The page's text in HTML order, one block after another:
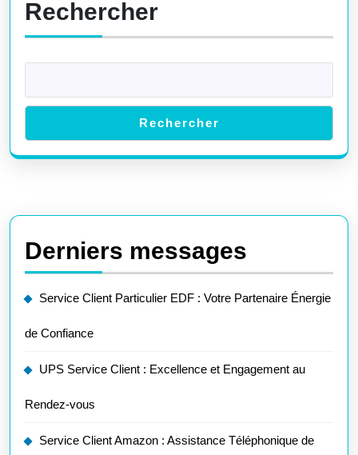
Rechercher
Rechercher
Derniers messages
Service Client Particulier EDF : Votre Partenaire Énergie
de Confiance
UPS Service Client : Excellence et Engagement au
Rendez-vous
Service Client Amazon : Assistance Téléphonique de